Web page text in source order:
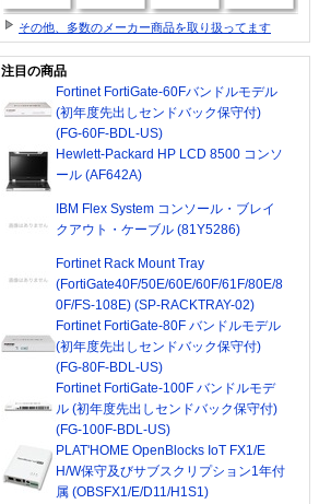
その他、多数のメーカー商品を取り扱ってます
注目の商品
Fortinet FortiGate-60Fバンドルモデル
(初年度先出しセンドバック保守付)
(FG-60F-BDL-US)
Hewlett-Packard HP LCD 8500 コンソ
ール (AF642A)
IBM Flex System コンソール・ブレイ
クアウト・ケーブル (81Y5286)
Fortinet Rack Mount Tray
(FortiGate40F/50E/60E/60F/61F/80E/8
0F/FS-108E) (SP-RACKTRAY-02)
Fortinet FortiGate-80F バンドルモデル
(初年度先出しセンドバック保守付)
(FG-80F-BDL-US)
Fortinet FortiGate-100F バンドルモデ
ル (初年度先出しセンドバック保守付)
(FG-100F-BDL-US)
PLAT'HOME OpenBlocks IoT FX1/E
H/W保守及びサブスクリプション1年付
属 (OBSFX1/E/D11/H1S1)